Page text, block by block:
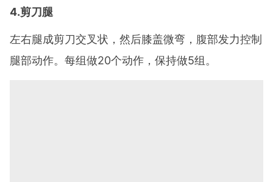
4.剪刀腿
左右腿成剪刀交叉状，然后膝盖微弯，腹部发力控制
腿部动作。每组做20个动作，保持做5组。